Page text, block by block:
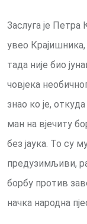
За­слу­га је
увео
та­да ни­је био
чо­вје­ка
знао ко је,
ман на вје­чи­ту
без ја­у­ка. То су
пред­у­зи­мљи­ви,
бор­бу про­тив
нач­ка на­род­на